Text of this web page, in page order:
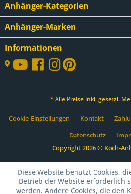
Anhänger-Kategorien
Anhänger-Marken
Informationen
* Alle Preise inkl. gesetzl.
Cookie-Einstellungen Kontakt
Datenschutz
Copyright 2026 © Koch-
Diese Website benutzt Cookies,
Betrieb der Website erforderlich
werden. Andere Cookies, die den